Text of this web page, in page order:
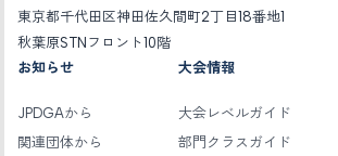
東京都千代田区神田佐久間町2丁目18番地1
秋葉原STNフロント10階
お知らせ
JPDGAから
関連団体から
大会情報
大会レベルガイド
部門クラスガイド